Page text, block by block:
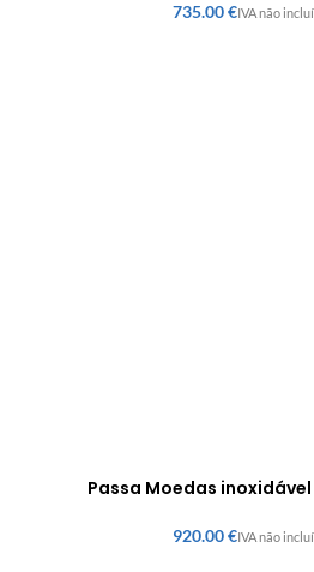
€
Passa Moedas inoxidável
€